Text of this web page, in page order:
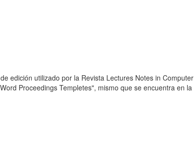
edición utilizado por la Revista Lectures Notes in Computer
Proceedings Templetes", mismo que se encuentra en la